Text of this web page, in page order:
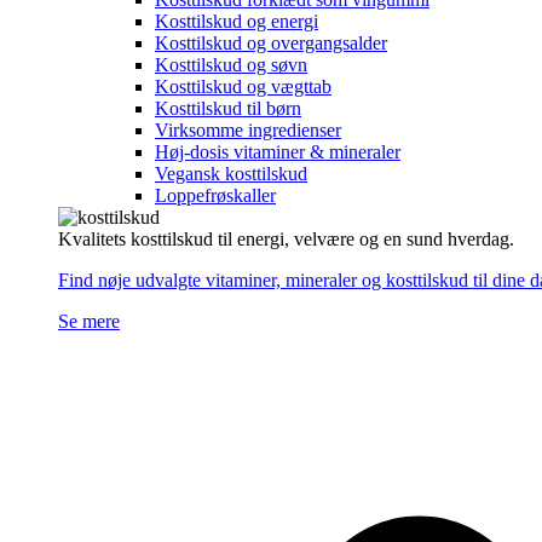
Kosttilskud og energi
Kosttilskud og overgangsalder
Kosttilskud og søvn
Kosttilskud og vægttab
Kosttilskud til børn
Virksomme ingredienser
Høj-dosis vitaminer & mineraler
Vegansk kosttilskud
Loppefrøskaller
Kvalitets kosttilskud til energi, velvære og en sund hverdag.
Find nøje udvalgte vitaminer, mineraler og kosttilskud til dine
Se mere